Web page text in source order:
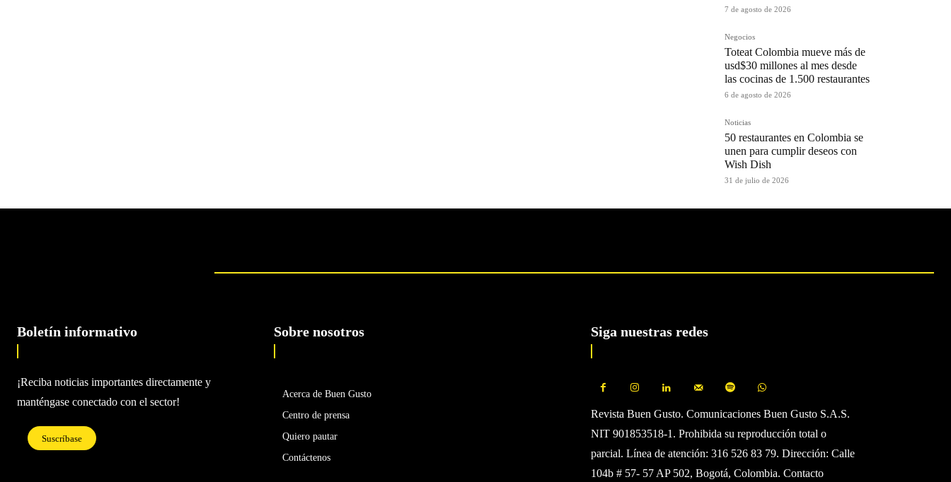
7 de agosto de 2026
Negocios
Toteat Colombia mueve más de
usd$30 millones al mes desde
las cocinas de 1.500 restaurantes
6 de agosto de 2026
Noticias
50 restaurantes en Colombia se
unen para cumplir deseos con
Wish Dish
31 de julio de 2026
Boletín informativo
¡Reciba noticias importantes directamente y
manténgase conectado con el sector!
Suscríbase
Sobre nosotros
Acerca de Buen Gusto
Centro de prensa
Quiero pautar
Contáctenos
Siga nuestras redes
Revista Buen Gusto. Comunicaciones Buen Gusto S.A.S.
NIT 901853518-1. Prohibida su reproducción total o
parcial. Línea de atención: 316 526 83 79. Dirección: Calle
104b # 57- 57 AP 502, Bogotá, Colombia. Contacto